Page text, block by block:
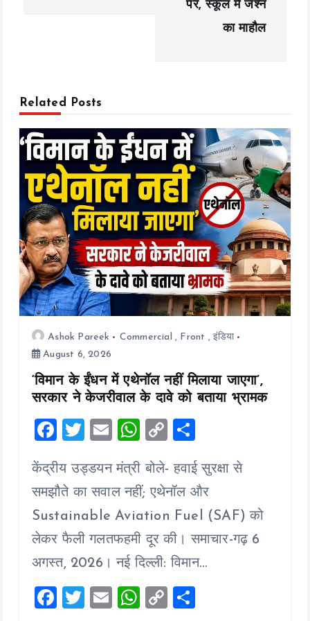
a
n
पर, स्कूल में जश्न
का माहौल
Related Posts
Ashok Pareek Commercial , Front ,इंडिया
August 6, 2026
‘विमान के ईंधन में एथेनॉल नहीं मिलाया जाएगा’,
सरकार ने केजरीवाल के दावे को बताया भ्रामक
F
ce
b
o
o
k
T
tt
er
E
ai
l
W
at
s
A
p
p
C
p
y
Li
n
k
a
re
केंद्रीय उड्डयन मंत्री बोले- हवाई सुरक्षा से
समझौते का सवाल नहीं; एथेनॉल और
Sustainable Aviation Fuel (SAF) को
लेकर फैली गलतफहमी दूर की। समाचार-गढ़ 6
अगस्त, 2026। नई दिल्ली: विमान…
F
T
E
W
C